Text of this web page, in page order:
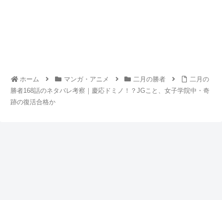
ホーム マンガ・アニメ 二月の勝者
二月の
勝者168話のネタバレ考察｜慶応ドミノ！？JGこと、女子学院中・奇
跡の復活合格か